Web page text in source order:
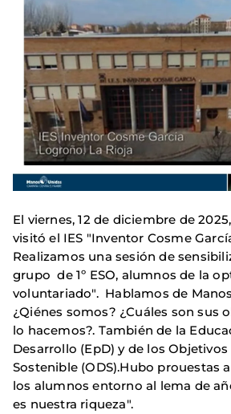
El viernes, 12 de diciembre de
visitó el IES "Inventor Cosme
Realizamos una sesión de
grupo de 1º ESO, alumnos de la
voluntariado". Hablamos de
¿Qiénes somos? ¿Cuáles son sus
lo hacemos?. También de la
Desarrollo (EpD) y de los
Sostenible (ODS).Hubo prouestas
los alumnos entorno al lema de
es nuestra riqueza".